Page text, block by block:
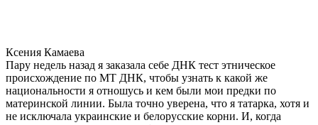
Ксения Камаева
Пару недель назад я заказала себе ДНК тест этническое
происхождение по МТ ДНК, чтобы узнать к какой же
национальности я отношусь и кем были мои предки по
материнской линии. Была точно уверена, что я татарка, хотя и
не исключала украинские и белорусские корни. И, когда